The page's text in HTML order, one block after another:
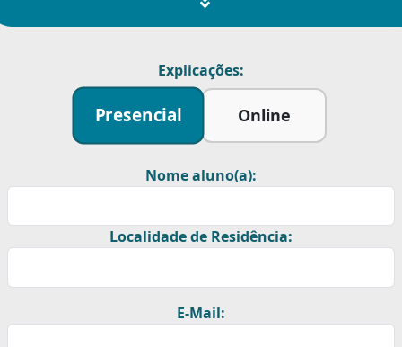
Explicações:
Presencial Online
Nome aluno(a):
Localidade de Residência:
E-Mail: